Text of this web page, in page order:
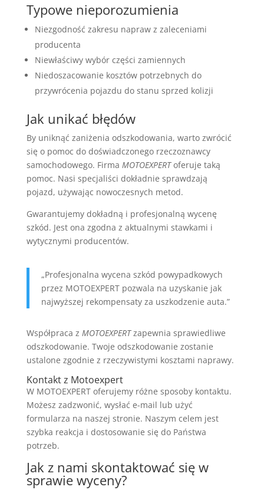
Typowe nieporozumienia
Niezgodność zakresu napraw z zaleceniami
producenta
Niewłaściwy wybór części zamiennych
Niedoszacowanie kosztów potrzebnych do
przywrócenia pojazdu do stanu sprzed kolizji
Jak unikać błędów
By uniknąć zaniżenia odszkodowania, warto zwrócić
się o pomoc do doświadczonego rzeczoznawcy
samochodowego. Firma MOTOEXPERToferuje taką
pomoc. Nasi specjaliści dokładnie sprawdzają
pojazd, używając nowoczesnych metod.
Gwarantujemy dokładną i profesjonalną wycenę
szkód. Jest ona zgodna z aktualnymi stawkami i
wytycznymi producentów.
„Profesjonalna wycena szkód powypadkowych
przez MOTOEXPERT pozwala na uzyskanie jak
najwyższej rekompensaty za uszkodzenie auta.”
Współpraca z MOTOEXPERTzapewnia sprawiedliwe
odszkodowanie. Twoje odszkodowanie zostanie
ustalone zgodnie z rzeczywistymi kosztami naprawy.
Kontakt z Motoexpert
W MOTOEXPERT oferujemy różne sposoby kontaktu.
Możesz zadzwonić, wysłać e-mail lub użyć
formularza na naszej stronie. Naszym celem jest
szybka reakcja i dostosowanie się do Państwa
potrzeb.
Jak z nami skontaktować się w
sprawie wyceny?